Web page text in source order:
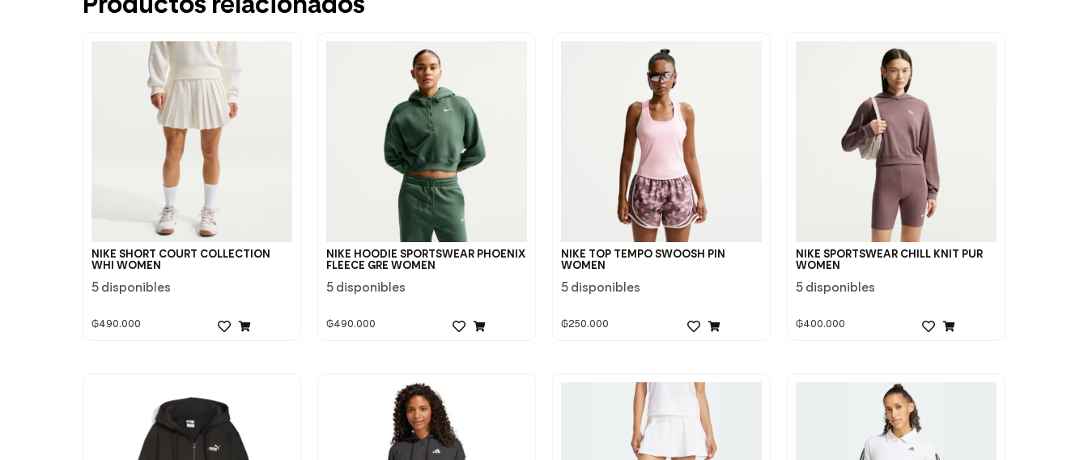
NIKE SHORT COURT COLLECTION
WHI WOMEN
5 disponibles
₲490.000
NIKE HOODIE SPORTSWEAR PHOENIX
FLEECE GRE WOMEN
5 disponibles
₲490.000
NIKE TOP TEMPO SWOOSH PIN
WOMEN
5 disponibles
₲250.000
NIKE SPORTSWEAR CHILL KNIT PUR
WOMEN
5 disponibles
₲400.000